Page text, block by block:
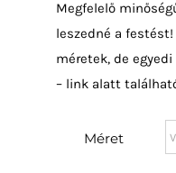
Megfelelő
leszedné a
méretek, de
– link alatt
Méret